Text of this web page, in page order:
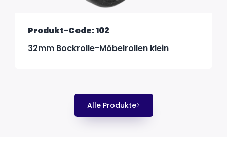
Produkt-Code: 102
32mm Bockrolle-Möbelrollen klein
Alle Produkte